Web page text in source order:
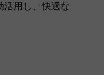
活用し、快適な